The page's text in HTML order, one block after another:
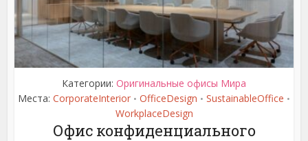
Категории: Оригинальные офисы Мира
Места: CorporateInterior • OfficeDesign • SustainableOffice •
WorkplaceDesign
Офис конфиденциального